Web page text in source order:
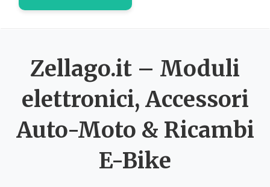
Zellago.it – Moduli
elettronici, Accessori
Auto-Moto & Ricambi
E-Bike